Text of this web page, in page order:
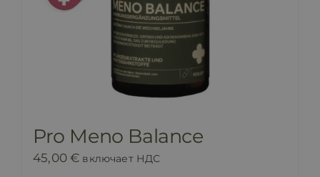
Pro Meno Balance
45,00€ включает НДС